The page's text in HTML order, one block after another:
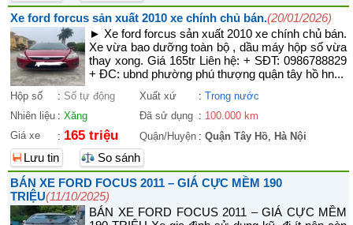
Xe ford forcus sản xuất 2010 xe chính chủ bán.(20/01/2026)
► Xe ford forcus sản xuất 2010 xe chính chủ bán.
Xe vừa bao dưỡng toàn bộ , dầu máy hộp số vừa
thay xong. Giá 165tr Liên hệ: + SĐT: 0986788829
+ ĐC: ubnd phường phú thượng quận tây hồ hn...
Hộp số : Số tự động Xuất xứ : Trong nước
Nhiên liệu : Xăng Đã sử dụng : 100.000 km
Giá xe
: 165 triệu Quận/Huyện : Quận Tây Hồ, Hà Nội
Lưu tin
So sánh
BÁN XE FORD FOCUS 2011 – GIÁ CỰC MỀM 190
TRIỆU(11/10/2025)
BÁN XE FORD FOCUS 2011 – GIÁ CỰC MỀM